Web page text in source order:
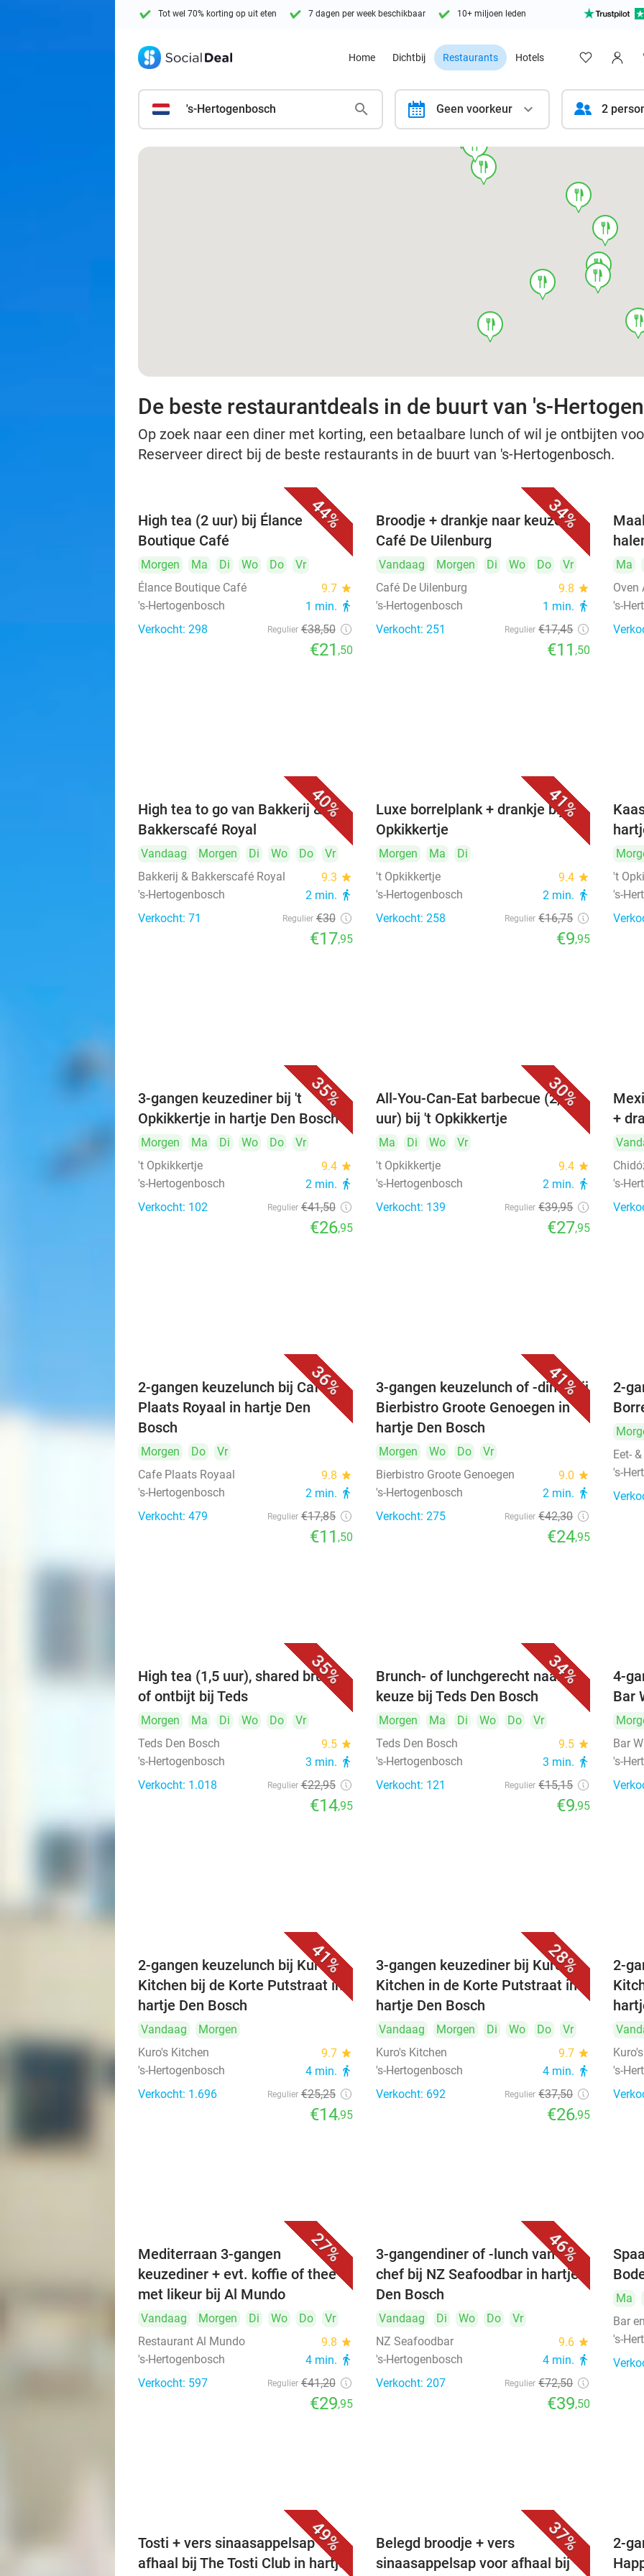
Tot wel 70% korting op uit eten 7 dagen per week beschikbaar 10+ miljoen leden
Home Dichtbij Restaurants Hotels
's-Hertogenbosch calendar Geen voorkeur 2
food
food
food
food
food
food
food
food
food
food
De beste restaurantdeals in de buurt van 's-
Op zoek naar een diner met korting, een betaalbare lunch of wil je ontbijten
Reserveer direct bij de beste restaurants in de buurt van 's-Hertogenbosch.
44%
High tea (2 uur) bij Élance
Boutique Café
Morgen Ma Di Wo Do
Vr
Élance Boutique Café
9.7 star
's-Hertogenbosch 1 min. directions_walk
Verkocht: 298 Regulier €38,50
€21 ,50
34%
Broodje + drankje naar keuze bij
Café De Uilenburg
Vandaag Morgen Di Wo Do
Vr
Café De Uilenburg
9.8 star
's-Hertogenbosch 1 min. directions_walk
Verkocht: 251 Regulier €17,45
€11,50
Ma
Oven
's-
40%
High tea to go van Bakkerij &
Bakkerscafé Royal
Vandaag Morgen Di Wo Do
Vr
Bakkerij & Bakkerscafé Royal
9.3 star
's-Hertogenbosch 2 min. directions_walk
Verkocht: 71 Regulier €30
€17,95
41%
Luxe borrelplank + drankje bij 't
Opkikkertje
Morgen Ma
Di
't Opkikkertje
9.4 star
's-Hertogenbosch 2 min. directions_walk
Verkocht: 258 Regulier €16,75
€9,95
't
's-
35%
3-gangen keuzediner bij 't
Opkikkertje in hartje Den Bosch
Morgen Ma Di Wo Do
Vr
't Opkikkertje
9.4 star
's-Hertogenbosch 2 min. directions_walk
Verkocht: 102 Regulier €41,50
€26,95
30%
All-You-Can-Eat barbecue (2,5
uur) bij 't Opkikkertje
Ma Di Wo
Vr
't Opkikkertje
9.4 star
's-Hertogenbosch 2 min. directions_walk
Verkocht: 139 Regulier €39,95
€27,95
+
's-
36%
2-gangen keuzelunch bij Café
Plaats Royaal in hartje Den
Bosch
Morgen Do
Vr
Cafe Plaats Royaal
9.8 star
's-Hertogenbosch 2 min. directions_walk
Verkocht: 479 Regulier €17,85
€11 ,50
41%
3-gangen keuzelunch of -diner bij
Bierbistro Groote Genoegen in
hartje Den Bosch
Morgen Wo Do
Vr
Bierbistro Groote Genoegen
9.0 star
's-Hertogenbosch 2 min. directions_walk
Verkocht: 275 Regulier €42,30
€24,95
2-
Eet-
's-
35%
High tea (1,5 uur), shared brunch
of ontbijt bij Teds
Morgen Ma Di Wo Do
Vr
Teds Den Bosch
9.5 star
's-Hertogenbosch 3 min. directions_walk
Verkocht: 1.018 Regulier €22,95
€14,95
34%
Brunch- of lunchgerecht naar
keuze bij Teds Den Bosch
Morgen Ma Di Wo Do
Vr
Teds Den Bosch
9.5 star
's-Hertogenbosch 3 min. directions_walk
Verkocht: 121 Regulier €15,15
€9,95
4-
Bar
Bar
's-
41%
2-gangen keuzelunch bij Kuro's
Kitchen bij de Korte Putstraat in
hartje Den Bosch
Vandaag
Morgen
Kuro's Kitchen
9.7 star
's-Hertogenbosch 4 min. directions_walk
Verkocht: 1.696 Regulier €25,25
€14,95
28%
3-gangen keuzediner bij Kuro's
Kitchen in de Korte Putstraat in
hartje Den Bosch
Vandaag Morgen Di Wo Do
Vr
Kuro's Kitchen
9.7 star
's-Hertogenbosch 4 min. directions_walk
Verkocht: 692 Regulier €37,50
€26,95
2-
's-
27%
Mediterraan 3-gangen
keuzediner + evt. koffie of thee
met likeur bij Al Mundo
Vandaag Morgen Di Wo Do
Vr
Restaurant Al Mundo
9.8 star
's-Hertogenbosch 4 min. directions_walk
Verkocht: 597 Regulier €41,20
€29,95
46%
3-gangendiner of -lunch van de
chef bij NZ Seafoodbar in hartje
Den Bosch
Vandaag Di Wo Do
Vr
NZ Seafoodbar
9.6 star
's-Hertogenbosch 4 min. directions_walk
Verkocht: 207 Regulier €72,50
€39,50
Ma
Bar
's-
49%
Tosti + vers sinaasappelsap voor
afhaal bij The Tosti Club in hartje
37%
Belegd broodje + vers
sinaasappelsap voor afhaal bij
2-